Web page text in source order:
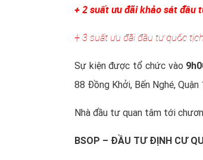
+ 2 suất ưu đãi khảo sát đầu
+ 3 suất ưu đãi đầu tư quốc
Sự kiện được tổ chức vào
88 Đồng Khởi, Bến Nghé,
Nhà đầu tư quan tâm tới
BSOP – ĐẦU TƯ ĐỊNH CƯ